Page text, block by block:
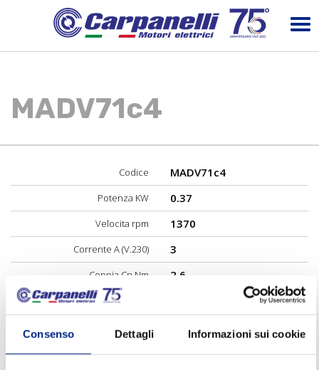
Consenso Dettagli Informazioni sui cookie
MADV71c4
Codice MADV71c4
Potenza KW 0.37
Velocita rpm 1370
Corrente A (V.230) 3
Coppia Cn Nm 2.6
Rendimento n%
0.94